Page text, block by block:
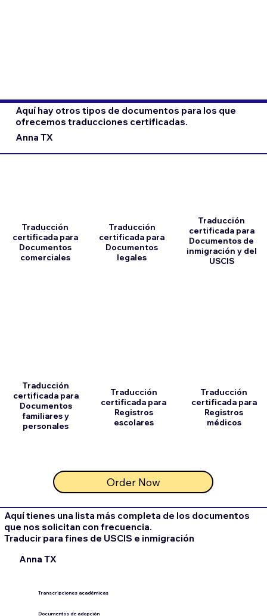
Transcripciones académicas
Documentos de adopción
Aquí hay otros tipos de documentos para los que
ofrecemos traducciones certificadas.
Anna TX
Traducción
certificada para
Documentos
comerciales
Traducción
certificada para
Documentos
familiares y
personales
Traducción
certificada para
Documentos
legales
Traducción
certificada para
Registros
escolares
Order Now
Traducción
certificada para
Documentos de
inmigración y del
USCIS
Traducción
certificada para
Registros
médicos
Aquí tienes una lista más completa de los documentos
que nos solicitan con frecuencia.
Traducir para fines de USCIS e inmigración
Anna TX